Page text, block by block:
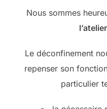
Nous sommes
Le déconfinement
repenser son
particulier